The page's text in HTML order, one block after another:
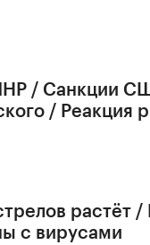
/ Санкции
/ Реакция
растёт
с вирусами